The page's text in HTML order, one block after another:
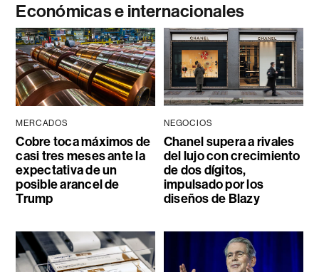
Económicas e internacionales
MERCADOS
Cobre toca máximos de
casi tres meses ante la
expectativa de un
posible arancel de
Trump
NEGOCIOS
Chanel supera a rivales
del lujo con crecimiento
de dos dígitos,
impulsado por los
diseños de Blazy